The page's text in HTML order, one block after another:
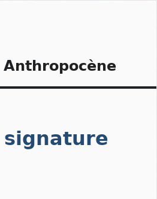
signature